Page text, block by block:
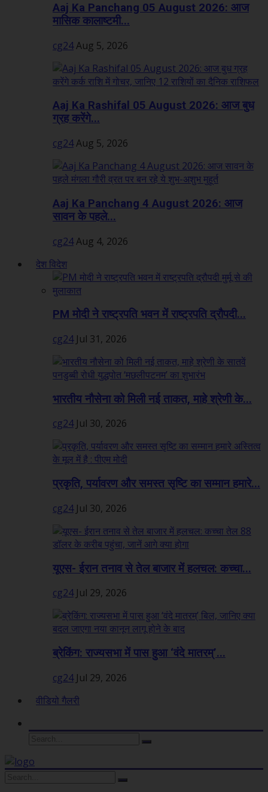
Aaj Ka Panchang 05 August 2026: आज
मासिक कालाष्टमी...
cg24Aug 5, 2026
Aaj Ka Rashifal 05 August 2026: आज बुध
ग्रह करेंगे...
cg24Aug 5, 2026
Aaj Ka Panchang 4 August 2026: आज
सावन के पहले...
cg24Aug 4, 2026
देश विदेश
PM मोदी ने राष्ट्रपति भवन में राष्ट्रपति द्रौपदी...
cg24 Jul 31, 2026
भारतीय नौसेना को मिली नई ताकत, माहे श्रेणी के...
cg24 Jul 30, 2026
प्रकृति, पर्यावरण और समस्त सृष्टि का सम्मान हमारे...
cg24 Jul 30, 2026
यूएस- ईरान तनाव से तेल बाजार में हलचल: कच्चा...
cg24 Jul 29, 2026
ब्रेकिंग: राज्यसभा में पास हुआ ‘वंदे मातरम्’...
cg24 Jul 29, 2026
वीडियो गैलरी